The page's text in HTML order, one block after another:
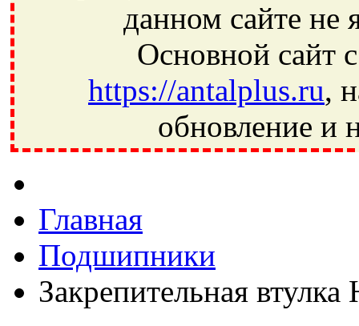
данном сайте не
Основной сайт
https://antalplus.ru,
обновление и
Ивантеевка, подшипники, пневматика, метизы, техника,
Главная
Подшипники
Закрепительная